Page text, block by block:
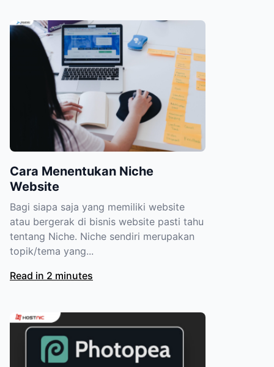
Cara Menentukan Niche
Website
Bagi siapa saja yang memiliki website
atau bergerak di bisnis website pasti tahu
tentang Niche. Niche sendiri merupakan
topik/tema yang...
Read in 2 minutes